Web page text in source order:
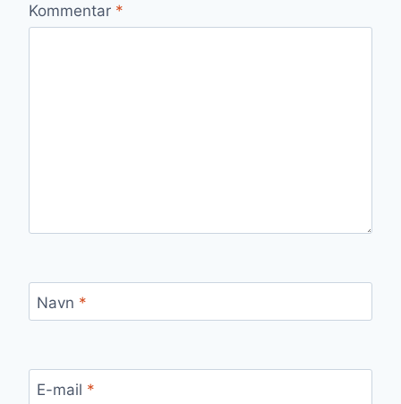
Kommentar *
Navn *
E-mail *